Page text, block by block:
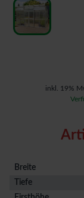
inkl. 19%
Breite
Tiefe